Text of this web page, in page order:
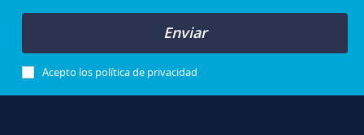
Enviar
Acepto los política de privacidad